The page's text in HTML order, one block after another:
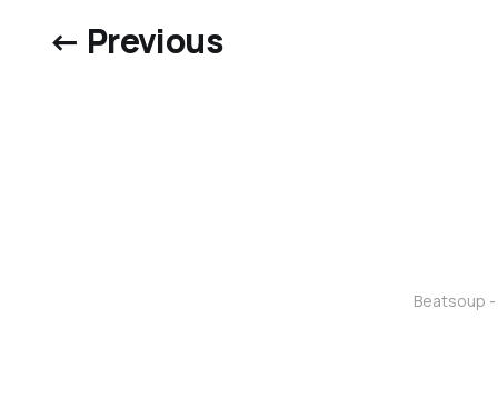
← Previous
Beatsoup